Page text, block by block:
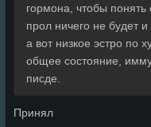
гормона, чтобы понять
прол ничего не будет
а вот низкое эстро по
общее состояние,
писде.
Принял